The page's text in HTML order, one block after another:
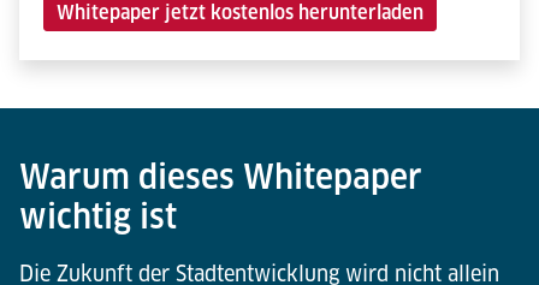
Whitepaper jetzt kostenlos herunterladen
Warum dieses Whitepaper
wichtig ist
Die Zukunft der Stadtentwicklung wird nicht allein